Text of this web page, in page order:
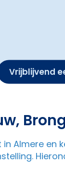
Vrijblijvend
Almere en